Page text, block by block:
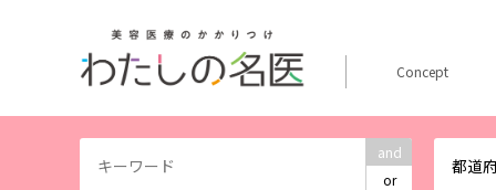
and
or
都道
Concept